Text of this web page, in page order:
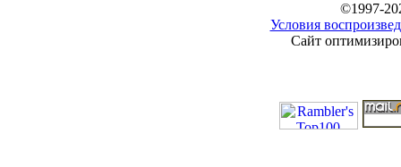
©1997-
Условия
Сайт